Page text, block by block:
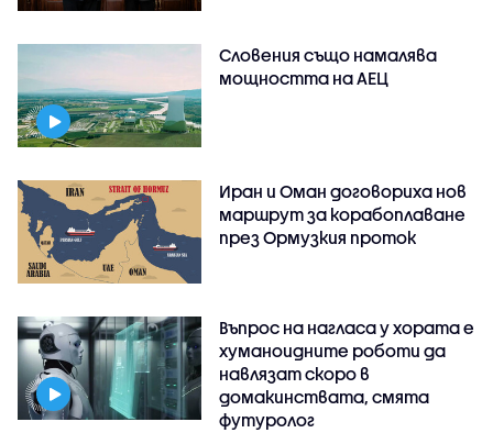
Словения също намалява
мощността на АЕЦ
Иран и Оман договориха нов
маршрут за корабоплаване
през Ормузкия проток
Въпрос на нагласа у хората е
хуманоидните роботи да
навлязат скоро в
домакинствата, смята
футуролог